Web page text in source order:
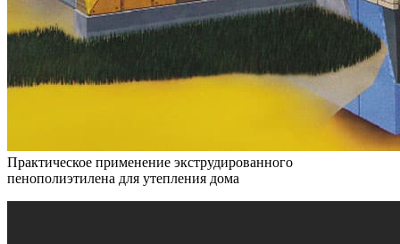
Практическое применение экструдированного
пенополиэтилена для утепления дома